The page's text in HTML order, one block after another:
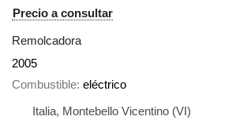
Precio a consultar
Remolcadora
2005
Combustible eléctrico
Italia, Montebello Vicentino (VI)